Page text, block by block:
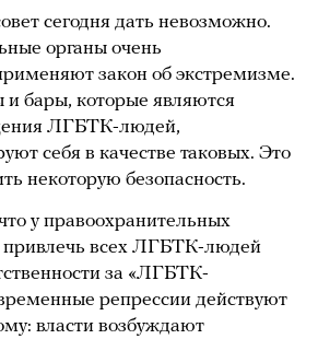
сегодня дать невозможно.
органы очень
закон об экстремизме.
бары, которые являются
ЛГБТК-людей,
себя в качестве таковых. Это
некоторую безопасность.
у правоохранительных
привлечь всех ЛГБТК-людей
за «ЛГБТК-
репрессии действуют
власти возбуждают